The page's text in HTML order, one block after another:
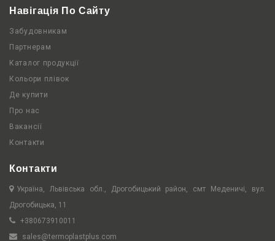
Навігація По Сайту
Забудовникам
Партнерам
Каталог продукції
Кольори плівок
Де купити
Про нас
Вакансії
Контакти
Контакти
Україна, Львівська обл., Дрогобицький район, смт Меденичі, вул.
Дрогобицька, 11
+380673910011
sales@termoplastplus.com